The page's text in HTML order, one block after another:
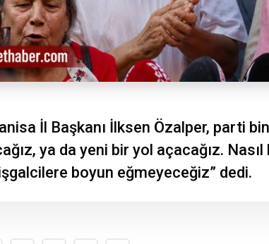
İl Başkanı İlksen Özalper, parti
ya da yeni bir yol açacağız.
boyun eğmeyeceğiz” dedi.